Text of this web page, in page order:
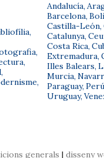
,
,
,
,
,
Andalucía,
Barcelona,
Castilla-León,
Catalunya,
Costa Rica,
Extremadura,
Illes Balears,
Murcia,
Paraguay, Perú
Uruguay,
generals | disseny